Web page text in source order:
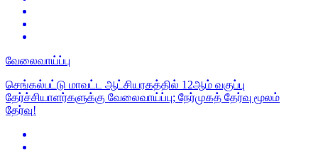
வேலைவாய்ப்பு
செங்கல்பட்டு மாவட்ட ஆட்சியரகத்தில் 12ஆம் வகுப்பு
தேர்ச்சியாளர்களுக்கு வேலைவாய்ப்பு; நேர்முகத் தேர்வு மூலம்
தேர்வு!